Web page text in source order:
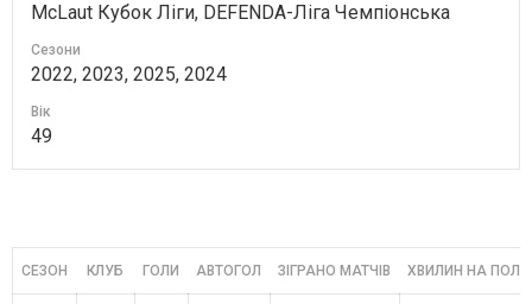
McLaut Кубок Ліги, DEFENDA-Ліга Чемпіонська
Сезони
2022, 2023, 2025, 2024
Вік
49
СЕЗОН КЛУБ ГОЛИ АВТОГОЛ ЗІГРАНО МАТЧІВ ХВИЛИН НА ПОЛІ